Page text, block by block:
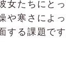
女たちにと
や寒さによ
する課題です